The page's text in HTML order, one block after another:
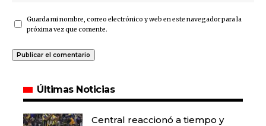
Guarda mi nombre, correo electrónico y web en este navegador para la
próxima vez que comente.
Últimas Noticias
Central reaccionó a tiempo y